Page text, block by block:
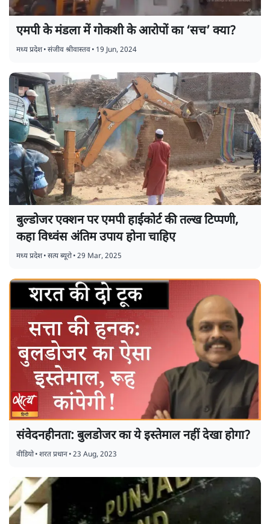
एमपी के मंडला में गोकशी के आरोपों का ‘सच’ क्या?
मध्य प्रदेश•संजीव श्रीवास्तव• 19 Jun, 2024
बुल्डोजर एक्शन पर एमपी हाईकोर्ट की तल्ख टिप्पणी,
कहा विध्वंस अंतिम उपाय होना चाहिए
मध्य प्रदेश•सत्य ब्यूरो•29 Mar, 2025
संवेदनहीनता: बुलडोजर का ये इस्तेमाल नहीं देखा होगा?
वीडियो•शरत प्रधान•23 Aug, 2023